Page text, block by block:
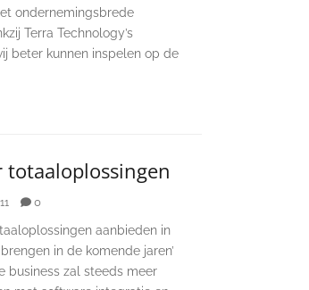
ondernemingsbrede
Terra Technology’s
beter kunnen inspelen op de
totaaloplossingen
0
aanbieden in
in de komende jaren’
business zal steeds meer